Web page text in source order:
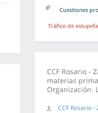
Cuestiones
Tráfico de
CCF Rosario -
materias
Organización.
CCF Rosario -